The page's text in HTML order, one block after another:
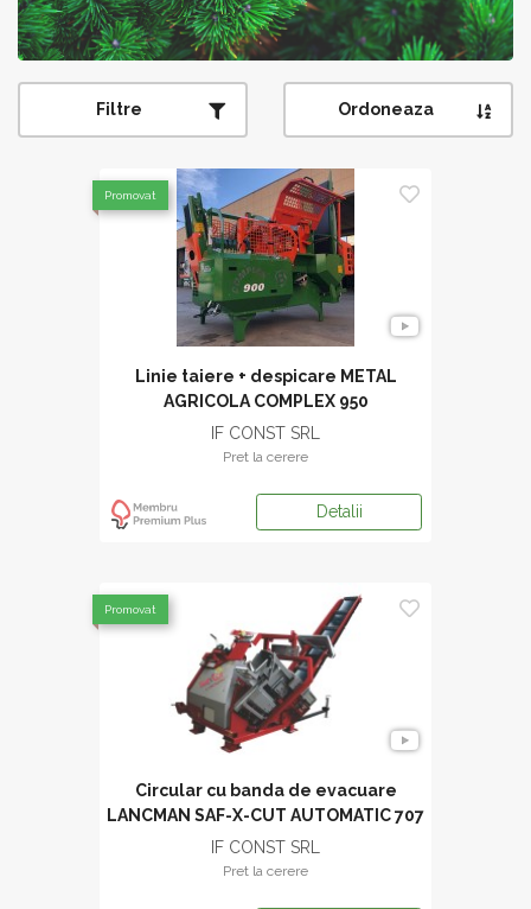
Filtre Ordoneaza
Linie taiere + despicare METAL
AGRICOLA COMPLEX 950
IF CONST SRL
Pret la cerere
Detalii
Promovat
Circular cu banda de evacuare
LANCMAN SAF-X-CUT AUTOMATIC 707
STEL
IF CONST SRL
Pret la cerere
Promovat